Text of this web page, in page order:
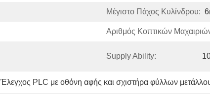
Μέγιστο Πάχος Κυλίνδρου:
Αριθμός Κοπτικών
Supply Ability:
Έλεγχος PLC με οθόνη αφής και σχιστήρα φύλλων